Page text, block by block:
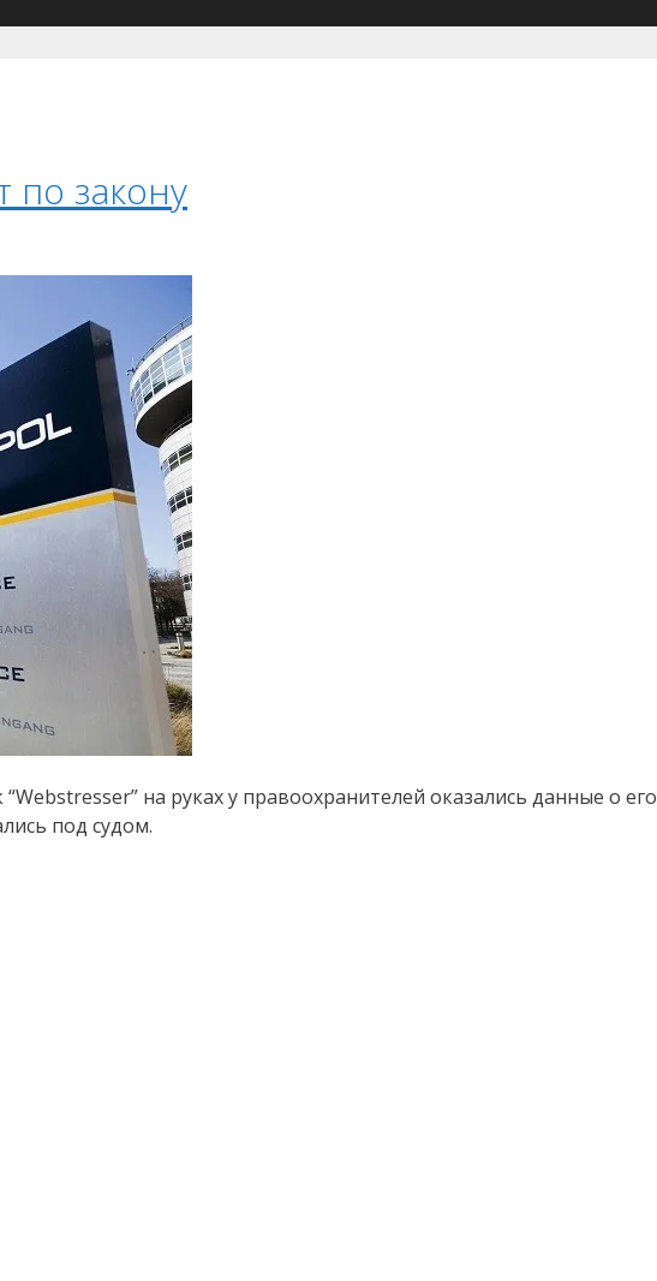
по закону
на руках у правоохранителей оказались данные о его
под судом.